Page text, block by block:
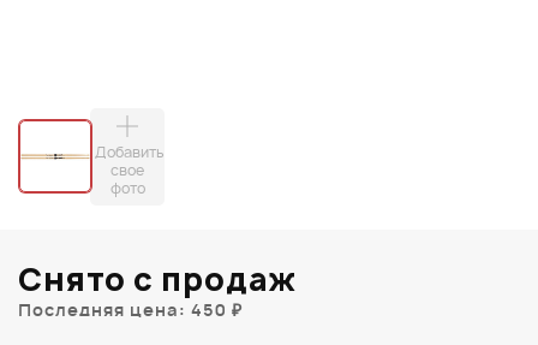
Добавить
свое
фото
Снято с продаж
Последняя цена: 450 ₽